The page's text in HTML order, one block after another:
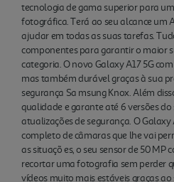
tecnologia de gama superior para
fotográfica. Terá ao seu alcance um
ajudar em todas as suas tarefas.
componentes para garantir o maior
categoria. O novo Galaxy A17 5G
mas também durável graças à sua
segurança Sa msung Knox. Além
qualidade e garante até 6 versões
atualizações de segurança. O
completo de câmaras que lhe vai
as situaçõ es, o seu sensor de 50 MP
recortar uma fotografia sem perder
vídeos muito mais estáveis graças